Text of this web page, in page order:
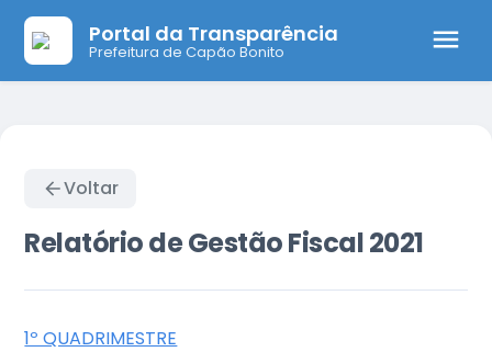
Portal da Transparência
Prefeitura de Capão Bonito
Voltar
Relatório de Gestão Fiscal 2021
1º QUADRIMESTRE